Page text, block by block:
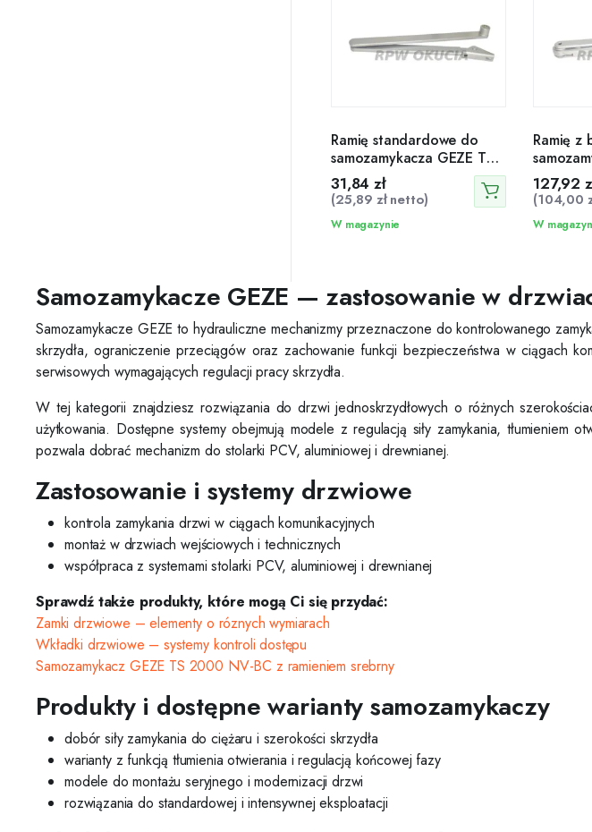
Ramię standardowe do
samozamykacza GEZE TS
2000 i TS 4000 srebrne
31,84zł
(25,89 złnetto)
W magazynie
Ramię z
2000 i
127,92
(104,00
W
Samozamykacze GEZE — zastosowanie w
Samozamykacze GEZE to hydrauliczne mechanizmy przeznaczone do kontrolowanego
skrzydła, ograniczenie przeciągów oraz zachowanie funkcji bezpieczeństwa w ciągach
serwisowych wymagających regulacji pracy skrzydła.
W tej kategorii znajdziesz rozwiązania do drzwi jednoskrzydłowych o różnych
użytkowania. Dostępne systemy obejmują modele z regulacją siły zamykania,
pozwala dobrać mechanizm do stolarki PCV, aluminiowej i drewnianej.
Zastosowanie i systemy drzwiowe
kontrola zamykania drzwi w ciągach komunikacyjnych
montaż w drzwiach wejściowych i technicznych
współpraca z systemami stolarki PCV, aluminiowej i drewnianej
Sprawdź także produkty, które mogą Ci się przydać:
Zamki drzwiowe – elementy o róznych wymiarach
Wkładki drzwiowe – systemy kontroli dostępu
Samozamykacz GEZE TS 2000 NV-BC z ramieniem srebrny
Produkty i dostępne warianty samozamykaczy
dobór siły zamykania do ciężaru i szerokości skrzydła
warianty z funkcją tłumienia otwierania i regulacją końcowej fazy
modele do montażu seryjnego i modernizacji drzwi
rozwiązania do standardowej i intensywnej eksploatacji